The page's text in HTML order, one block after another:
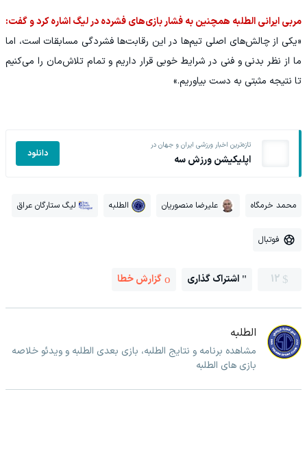
مربی ایرانی الطلبه همچنین به فشار بازی‌های فشرده در لیگ اشاره کرد و گفت:
«یکی از چالش‌های اصلی تیم‌ها در این رقابت‌ها فشردگی مسابقات است، اما
ما از نظر بدنی و فنی در شرایط خوبی قرار داریم و تمام تلاش‌مان را می‌کنیم
تا نتیجه مثبتی به دست بیاوریم.»
تازه‌ترین اخبار ورزشی ایران و جهان در
اپلیکیشن ورزش سه دانلود
محمد خرمگاه علیرضا منصوریان الطلبه لیگ ستارگان عراق
فوتبال
12 اشتراک گذاری گزارش خطا
الطلبه
مشاهده برنامه و نتایج الطلبه، بازی بعدی الطلبه و ویدئو خلاصه
بازی های الطلبه